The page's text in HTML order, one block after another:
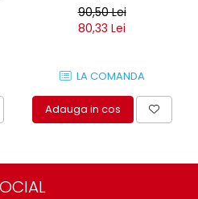
90,50 Lei
80,33 Lei
LA COMANDA
Adauga in cos